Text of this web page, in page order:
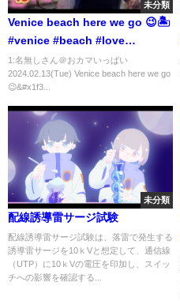
未分類
Venice beach here we go 😉🏝️
#venice #beach #love
#wonderful #gay
1:名無しさん＠おカマいっぱい
2024.02.13(Tue) Venice beach here we go
😉&#x1f3...
未分類
配線誘導雷サージ試験
配線誘導雷サージ試験は、落雷で発生する
誘導雷サージを10ｋVと想定して、通信線
（UTP）に10ｋVの電圧を印加し、スイッ
チへの影響を確認する...